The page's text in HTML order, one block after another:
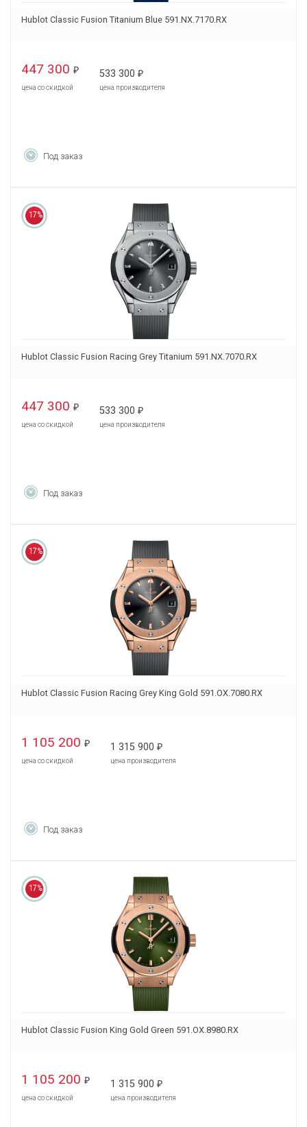
Hublot Classic Fusion Titanium Blue 591.NX.7170.RX
447 300 ₽
цена со скидкой
533 300 ₽
цена производителя
Под заказ
17%
Hublot Classic Fusion Racing Grey Titanium 591.NX.7070.RX
447 300 ₽
цена со скидкой
533 300 ₽
цена производителя
Под заказ
17%
Hublot Classic Fusion Racing Grey King Gold 591.OX.7080.RX
1 105 200 ₽
цена со скидкой
1 315 900 ₽
цена производителя
Под заказ
17%
Hublot Classic Fusion King Gold Green 591.OX.8980.RX
1 105 200 ₽
цена со скидкой
1 315 900 ₽
цена производителя